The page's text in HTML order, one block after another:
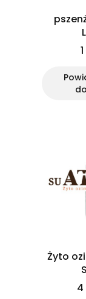
Żyto
4